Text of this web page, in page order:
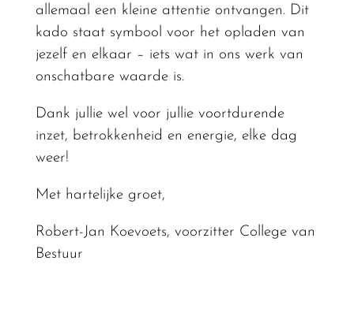
allemaal een kleine attentie ontvangen. Dit
kado staat symbool voor het opladen van
jezelf en elkaar – iets wat in ons werk van
onschatbare waarde is.
Dank jullie wel voor jullie voortdurende
inzet, betrokkenheid en energie, elke dag
weer!
Met hartelijke groet,
Robert-Jan Koevoets, voorzitter College van
Bestuur